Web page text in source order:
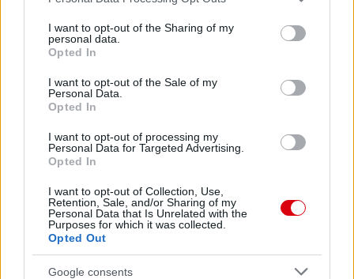
not limited to your visit or usage behaviour. You may click to
grant or deny consent to Google and its third-party tags to
use your data for below specified purposes in below Google
consent section.
I want to opt-out of the Sharing of my
personal data.
Opted In
I want to opt-out of the Sale of my
Personal Data.
Opted In
I want to opt-out of processing my
Personal Data for Targeted Advertising.
Opted In
I want to opt-out of Collection, Use,
Retention, Sale, and/or Sharing of my
Personal Data that Is Unrelated with the
Purposes for which it was collected.
Opted Out
Google consents
Meccs Center
Paris Saint-Germainvs
Manchester United
Felkészülési szezon 4. mérkőzés
Nya Ullevi, Göteborg